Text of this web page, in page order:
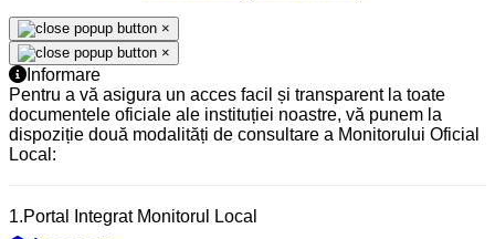
×
×
Informare
Pentru a vă asigura un acces facil și transparent la toate
documentele oficiale ale instituției noastre, vă punem la
dispoziție două modalități de consultare a Monitorului Oficial
Local:
1.Portal Integrat Monitorul Local